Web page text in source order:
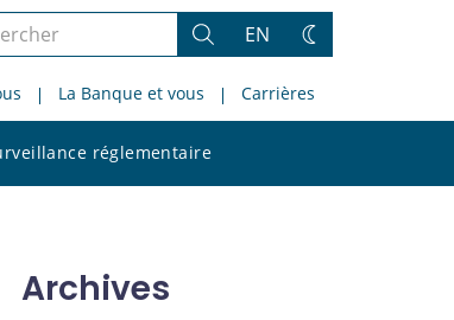
Rechercher
EN
Changez
thème
La Banque et vous Carrières
réglementaire
le
Archives